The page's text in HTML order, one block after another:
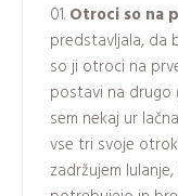
Otroci so na
predstavljala, da
so ji otroci na
postavi na drugo
sem nekaj ur
vse tri svoje
zadržujem